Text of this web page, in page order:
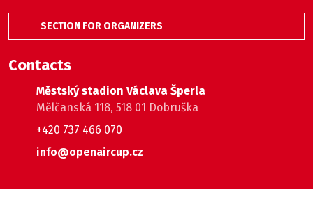
SECTION FOR ORGANIZERS
Contacts
Městský stadion Václava Šperla
Mělčanská 118, 518 01 Dobruška
+420 737 466 070
info@openaircup.cz